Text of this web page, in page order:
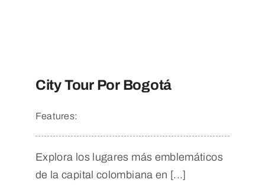
City Tour Por Bogotá
Features:
Explora los lugares más emblemáticos
de la capital colombiana en [...]